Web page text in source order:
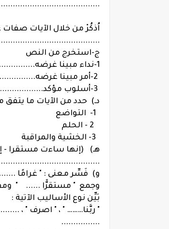
اُذكُرْ من خلال الآيات صفات
ج-استخرج من النص
1-نداء مبينا غرضه...................
دـ) حدد من الآيات ما يتفق
هـ) (إنها ساءت مستقرا -
و) فَسِّر معنى : " غرامًا
وجمع " مستقرًّا ...... "
بَيِّن نوع الأساليب الآتية :
" ربَّنا……… " ، " اصرف " ،
................